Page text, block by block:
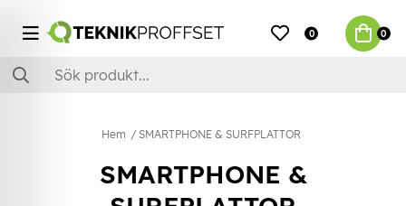
0 0
Hem SMARTPHONE & SURFPLATTOR
SMARTPHONE &